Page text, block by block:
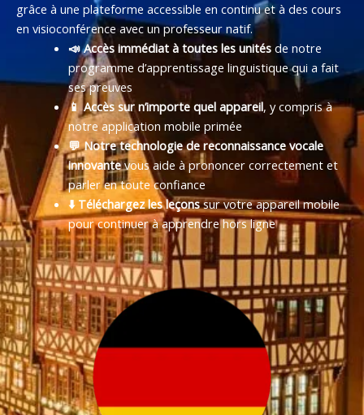
grâce à une plateforme accessible en continu et à des cours
en visioconférence avec un professeur natif.
📣 Accès immédiat à toutes les unitésde notre
programme d’apprentissage linguistique qui a fait
ses preuves
📱 Accès sur n’importe quel appareil, y compris à
notre application mobile primée
💬 Notre technologie de reconnaissance vocale
innovantevous aide à prononcer correctement et
parler en toute confiance
⬇️ Téléchargez les leçonssur votre appareil mobile
pour continuer à apprendre hors ligne